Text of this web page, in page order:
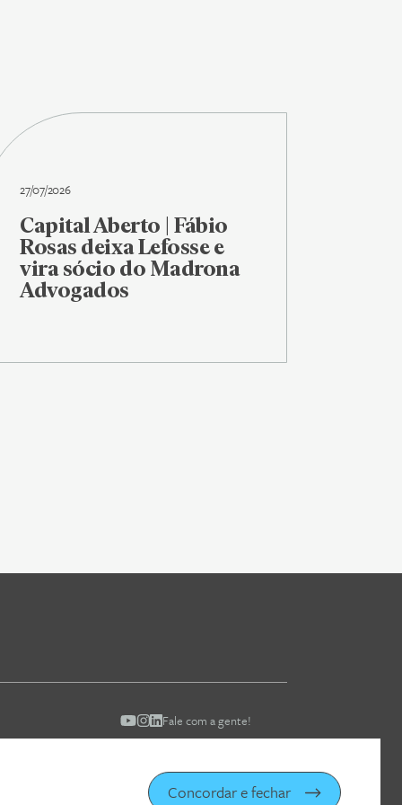
27/07/2026
Capital Aberto | Fábio
Rosas deixa Lefosse e
vira sócio do Madrona
Advogados
Fale com a gente!
Concordar e fechar